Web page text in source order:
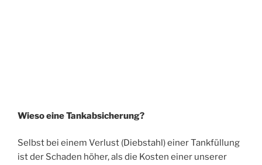
Wieso eine Tankabsicherung?
Selbst bei einem Verlust (Diebstahl) einer Tankfüllung
ist der Schaden höher, als die Kosten einer unserer